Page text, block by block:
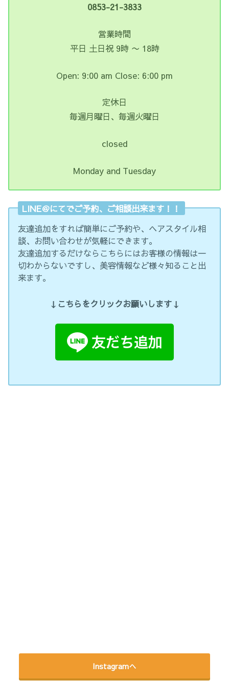
0853-21-3833
営業時間
平日 土日祝 9時 〜 18時
Open: 9:00 am Close: 6:00 pm
定休日
毎週月曜日、毎週火曜日
closed
Monday and Tuesday
LINE＠にてでご予約、ご相談出来ます！！
友達追加をすれば簡単にご予約や、ヘアスタイル相
談、お問い合わせが気軽にできます。
友達追加するだけならこちらにはお客様の情報は一
切わからないですし、美容情報など様々知ること出
来ます。
↓こちらをクリックお願いします↓
Instagramへ